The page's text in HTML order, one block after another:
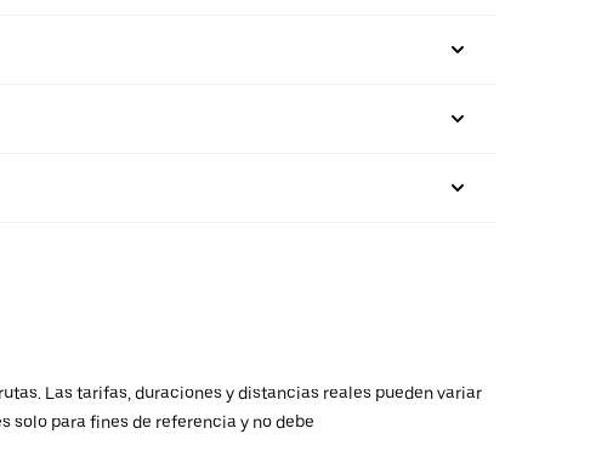
Las tarifas, duraciones y distancias reales pueden variar
para fines de referencia y no debe